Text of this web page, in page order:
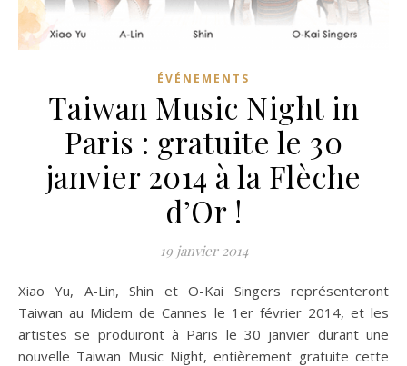
ÉVÉNEMENTS
Taiwan Music Night in
Paris : gratuite le 30
janvier 2014 à la Flèche
d’Or !
19 janvier 2014
Xiao Yu, A-Lin, Shin et O-Kai Singers représenteront
Taiwan au Midem de Cannes le 1er février 2014, et les
artistes se produiront à Paris le 30 janvier durant une
nouvelle Taiwan Music Night, entièrement gratuite cette